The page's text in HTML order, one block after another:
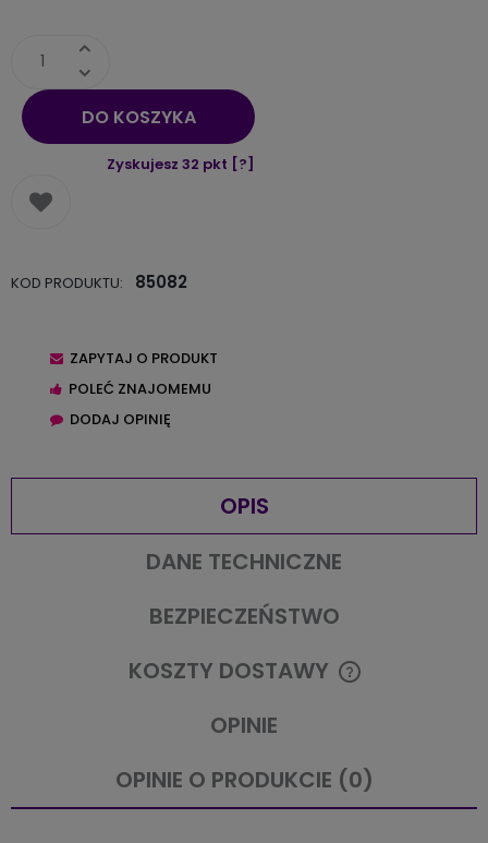
DO KOSZYKA
Zyskujesz 32 pkt [?]
KOD PRODUKTU: 85082
ZAPYTAJ O PRODUKT
POLEĆ ZNAJOMEMU
DODAJ OPINIĘ
OPIS
DANE TECHNICZNE
BEZPIECZEŃSTWO
KOSZTY DOSTAWY
CENA NIE ZAWIERA EWENTUALNYCH KOSZTÓW PŁATNOŚCI
OPINIE
OPINIE O PRODUKCIE (0)